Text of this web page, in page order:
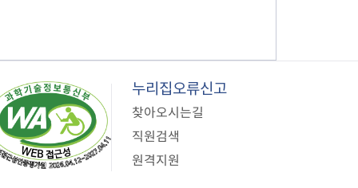
누리집오류신고
찾아오시는길
직원검색
원격지원